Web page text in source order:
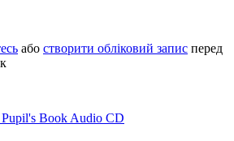
або створити обліковий запис перед